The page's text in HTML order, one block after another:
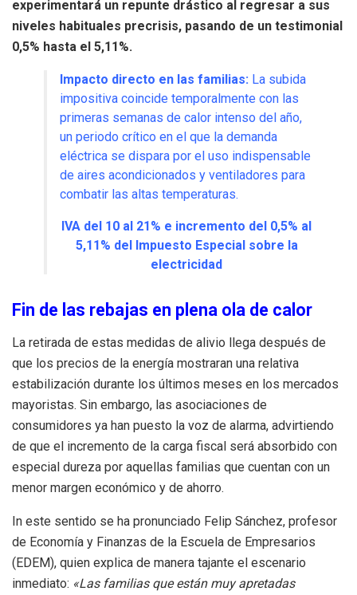
experimentará un repunte drástico al regresar a sus
niveles habituales precrisis, pasando de un testimonial
0,5% hasta el 5,11%.
Impacto directo en las familias: La subida
impositiva coincide temporalmente con las
primeras semanas de calor intenso del año,
un periodo crítico en el que la demanda
eléctrica se dispara por el uso indispensable
de aires acondicionados y ventiladores para
combatir las altas temperaturas.
IVA del 10 al 21% e incremento del 0,5% al
5,11% del Impuesto Especial sobre la
electricidad
Fin de las rebajas en plena ola de calor
La retirada de estas medidas de alivio llega después de
que los precios de la energía mostraran una relativa
estabilización durante los últimos meses en los mercados
mayoristas. Sin embargo, las asociaciones de
consumidores ya han puesto la voz de alarma, advirtiendo
de que el incremento de la carga fiscal será absorbido con
especial dureza por aquellas familias que cuentan con un
menor margen económico y de ahorro.
In este sentido se ha pronunciado Felip Sánchez, profesor
de Economía y Finanzas de la Escuela de Empresarios
(EDEM), quien explica de manera tajante el escenario
inmediato: «Las familias que están muy apretadas